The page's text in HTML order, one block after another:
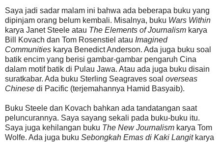
Saya jadi sadar malam ini bahwa ada beberapa buku yang
dipinjam orang belum kembali. Misalnya, buku Wars Within
karya Janet Steele atau The Elements of Journalism karya
Bill Kovach dan Tom Rosenstiel atau Imagined
Communities karya Benedict Anderson. Ada juga buku soal
batik encim yang berisi gambar-gambar pengaruh Cina
dalam motif batik di Pulau Jawa. Atau ada juga buku disain
suratkabar. Ada buku Sterling Seagraves soal overseas
Chinese di Pacific (terjemahannya Hamid Basyaib).
Buku Steele dan Kovach bahkan ada tandatangan saat
peluncurannya. Saya sayang sekali pada buku-buku itu.
Saya juga kehilangan buku The New Journalism karya Tom
Wolfe. Ada juga buku Sebongkah Emas di Kaki Langitkarya